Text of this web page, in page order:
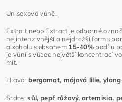
Unisexová vůně.
Extrait nebo Extract je odborné
nejintenzivnější a nejdražší formu
alkoholu s obsahem 15-40% podílu
je vůní s vůbec největší koncentrací
mít.
Hlava: bergamot, májová lilie,
Srdce:sůl, pepř růžový, artemisia,